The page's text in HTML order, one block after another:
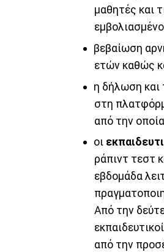
μαθητές και
βεβαίωση
ετών καθώς
η δήλωση και
στη
από την
οι
ράπιντ τεστ
εβδομάδα
Από την
από την